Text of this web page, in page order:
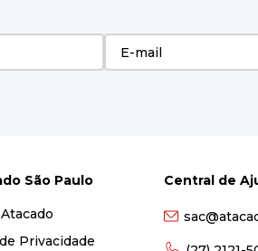
São Paulo
Privacidade
Central de